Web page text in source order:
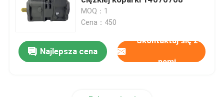
Części zamienne Sdlg
Części zamienne Komatsu
MOQ：1
Cena：450
Najlepsza cena
Skontaktuj się z
nami